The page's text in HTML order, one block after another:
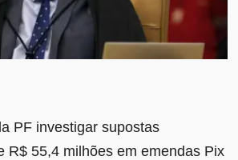
PF investigar supostas
R$ 55,4 milhões em emendas Pix